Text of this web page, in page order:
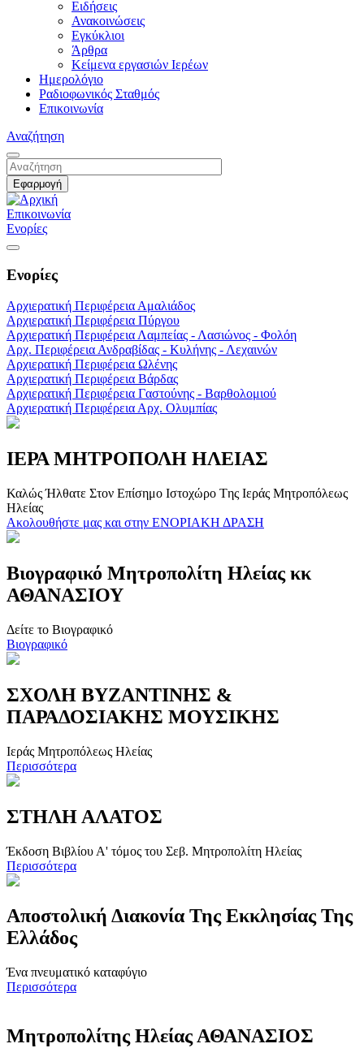
Ειδήσεις
Ανακοινώσεις
Εγκύκλιοι
Άρθρα
Κείμενα εργασιών Ιερέων
Ημερολόγιο
Ραδιοφωνικός Σταθμός
Επικοινωνία
Αναζήτηση
Επικοινωνία
Ενορίες
Ενορίες
Αρχιερατική Περιφέρεια Αμαλιάδος
Αρχιερατική Περιφέρεια Πύργου
Αρχιερατική Περιφέρεια Λαμπείας - Λασιώνος - Φολόη
Αρχ. Περιφέρεια Ανδραβίδας - Κυλήνης - Λεχαινών
Αρχιερατική Περιφέρεια Ωλένης
Αρχιερατική Περιφέρεια Βάρδας
Αρχιερατική Περιφέρεια Γαστούνης - Βαρθολομιού
Αρχιερατική Περιφέρεια Αρχ. Ολυμπίας
ΙΕΡΑ ΜΗΤΡΟΠΟΛΗ ΗΛΕΙΑΣ
Καλώς Ήλθατε Στον Επίσημο Iστοχώρο Tης Ιεράς Μητροπόλεως
Ηλείας
Ακολουθήστε μας και στην ΕΝΟΡΙΑΚΗ ΔΡΑΣΗ
Βιογραφικό Μητροπολίτη Ηλείας κκ
ΑΘΑΝΑΣΙΟΥ
Δείτε το Βιογραφικό
Βιογραφικό
ΣΧΟΛΗ ΒΥΖΑΝΤΙΝΗΣ &
ΠΑΡΑΔΟΣΙΑΚΗΣ ΜΟΥΣΙΚΗΣ
Ιεράς Μητροπόλεως Ηλείας
Περισσότερα
ΣΤΗΛΗ ΑΛΑΤΟΣ
Έκδοση Βιβλίου Α' τόμος του Σεβ. Μητροπολίτη Ηλείας
Περισσότερα
Αποστολική Διακονία Της Εκκλησίας Της
Ελλάδος
Ένα πνευματικό καταφύγιο
Περισσότερα
Μητροπολίτης Ηλείας ΑΘΑΝΑΣΙΟΣ